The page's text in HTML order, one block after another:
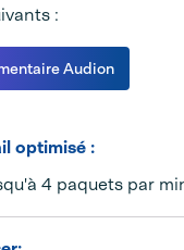
:
Audion
optimisé :
4 paquets par